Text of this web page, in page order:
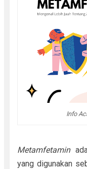
Info
Metamfetamin
yang digunakan